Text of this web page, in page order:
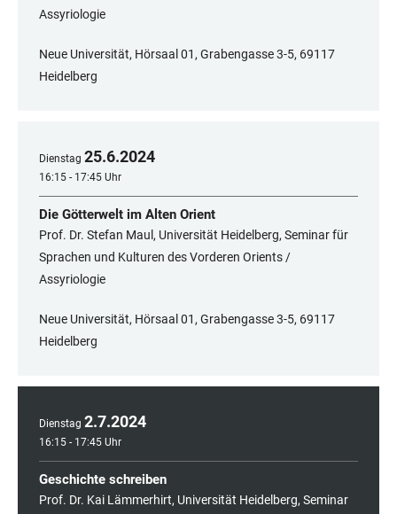
Assyriologie
Neue Universität, Hörsaal 01, Grabengasse 3-5, 69117
Heidelberg
Dienstag 25.6.2024
16:15 - 17:45 Uhr
Die Götterwelt im Alten Orient
Prof. Dr. Stefan Maul, Universität Heidelberg, Seminar für
Sprachen und Kulturen des Vorderen Orients /
Assyriologie
Neue Universität, Hörsaal 01, Grabengasse 3-5, 69117
Heidelberg
Dienstag 2.7.2024
16:15 - 17:45 Uhr
Geschichte schreiben
Prof. Dr. Kai Lämmerhirt, Universität Heidelberg, Seminar